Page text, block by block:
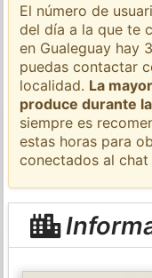
El número de
del día a la que te
en Gualeguay hay
puedas contactar
localidad. La
produce durante
siempre es
estas horas para
conectados al